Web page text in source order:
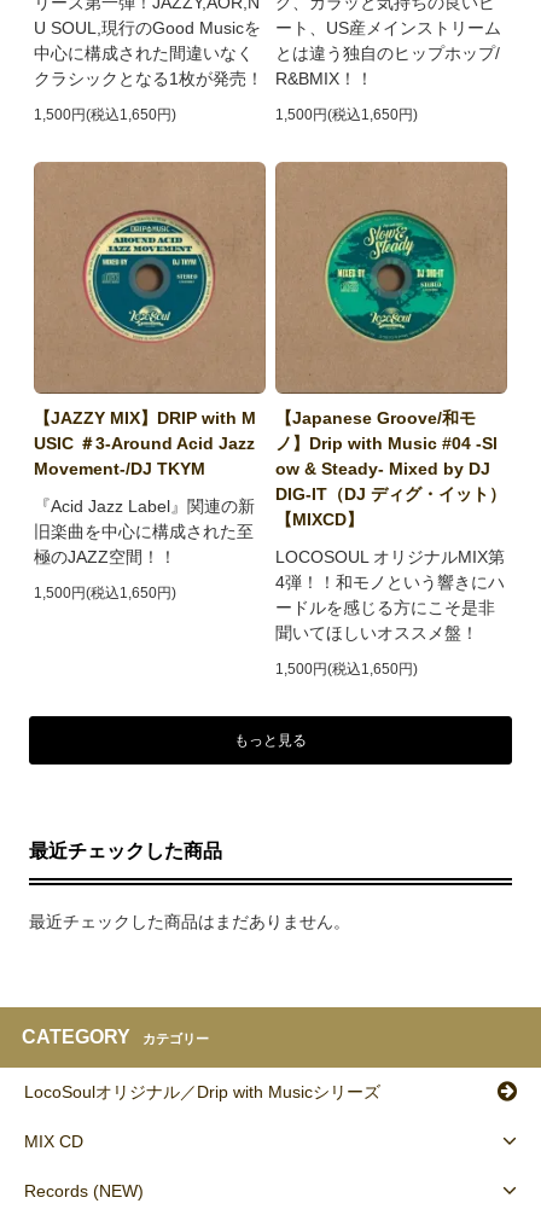
U SOUL,現行のGood Musicを
中心に構成された間違いなく
クラシックとなる1枚が発売！
1,500円(税込1,650円)
ート、US産メインストリーム
とは違う独自のヒップホップ/
R&BMIX！！
1,500円(税込1,650円)
【JAZZY MIX】DRIP with M
USIC ＃3-Around Acid Jazz
Movement-/DJ TKYM
『Acid Jazz Label』関連の新
旧楽曲を中心に構成された至
極のJAZZ空間！！
1,500円(税込1,650円)
【Japanese Groove/和モ
ノ】Drip with Music #04 -Sl
ow & Steady- Mixed by DJ
DIG-IT（DJ ディグ・イット）
【MIXCD】
LOCOSOUL オリジナルMIX第
4弾！！和モノという響きにハ
ードルを感じる方にこそ是非
聞いてほしいオススメ盤！
1,500円(税込1,650円)
もっと見る
最近チェックした商品
最近チェックした商品はまだありません。
CATEGORY カテゴリー
LocoSoulオリジナル／Drip with Musicシリーズ
MIX CD
Records (NEW)